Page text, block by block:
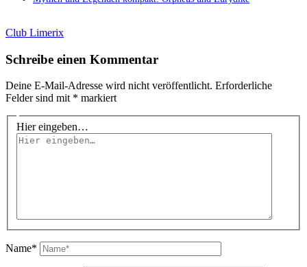
Club Limerix
Schreibe einen Kommentar
Deine E-Mail-Adresse wird nicht veröffentlicht. Erforderliche
Felder sind mit * markiert
Hier eingeben…
Name*